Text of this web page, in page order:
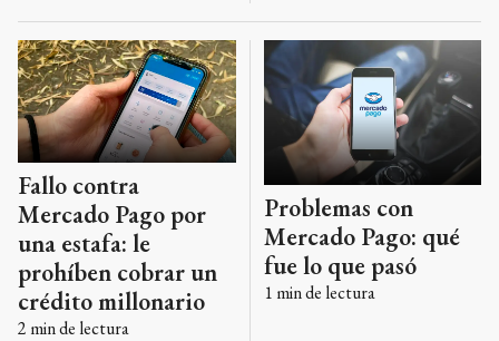
Fallo contra
Mercado Pago por
una estafa: le
prohíben cobrar un
crédito millonario
2 min de lectura
Problemas con
Mercado Pago: qué
fue lo que pasó
1 min de lectura